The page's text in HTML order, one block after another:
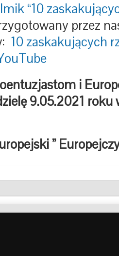
“10
przez
10 zaskakujących
i
9.05.2021 roku
”